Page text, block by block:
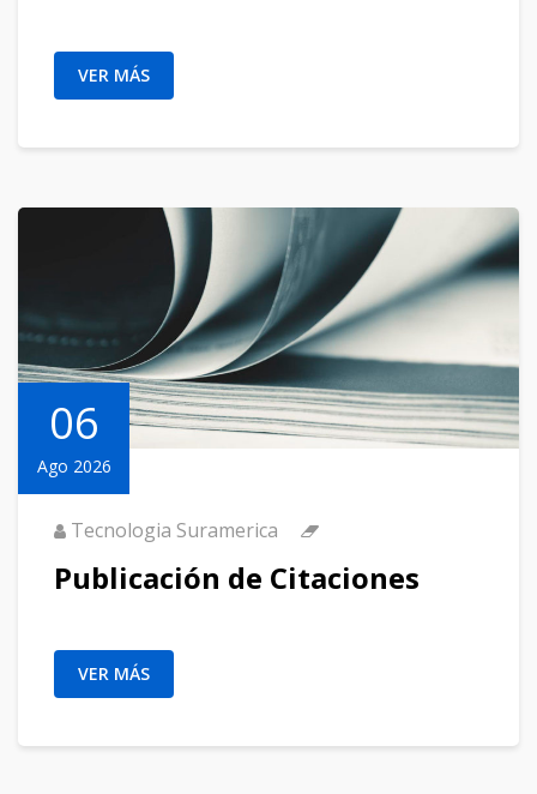
VER MÁS
06
Ago 2026
Tecnologia Suramerica
Publicación de Citaciones
VER MÁS